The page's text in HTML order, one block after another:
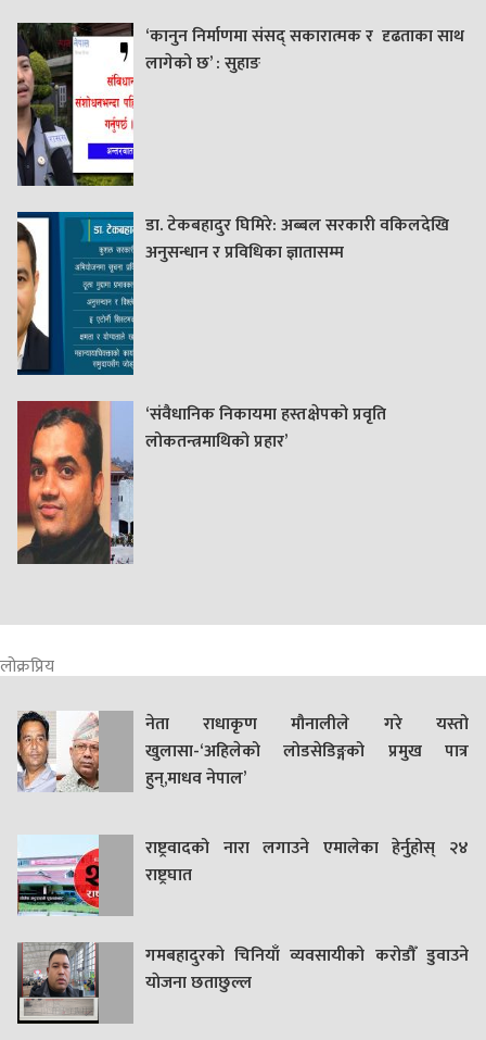
‘कानुन निर्माणमा संसद् सकारात्मक र दृढताका साथ
लागेको छ’ : सुहाङ
डा. टेकबहादुर घिमिरे: अब्बल सरकारी वकिलदेखि
अनुसन्धान र प्रविधिका ज्ञातासम्म
‘संवैधानिक निकायमा हस्तक्षेपको प्रवृति
लोकतन्त्रमाथिको प्रहार’
लोक्रप्रिय
नेता राधाकृण मौनालीले गरे यस्तो
खुलासा-‘अहिलेको लोडसेडिङ्गको प्रमुख पात्र
हुन्,माधव नेपाल’
राष्ट्रवादको नारा लगाउने एमालेका हेर्नुहोस् २४
राष्ट्रघात
गमबहादुरकाे चिनियाँ व्यवसायीको करोडौँ डुवाउने
याेजना छताछुल्ल